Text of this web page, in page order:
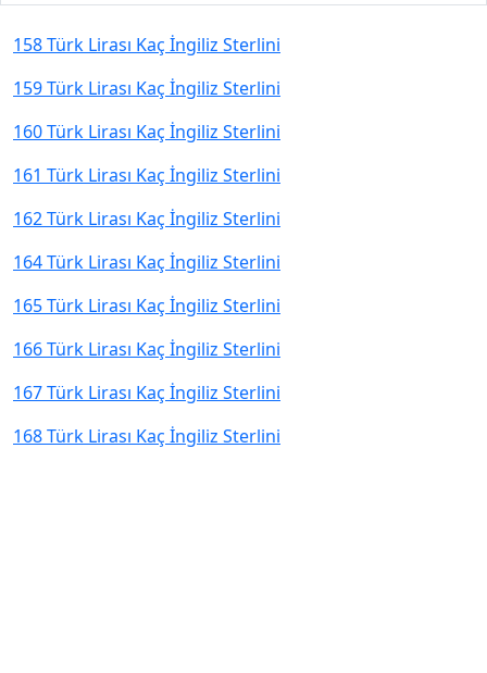
158 Türk Lirası Kaç İngiliz Sterlini
159 Türk Lirası Kaç İngiliz Sterlini
160 Türk Lirası Kaç İngiliz Sterlini
161 Türk Lirası Kaç İngiliz Sterlini
162 Türk Lirası Kaç İngiliz Sterlini
164 Türk Lirası Kaç İngiliz Sterlini
165 Türk Lirası Kaç İngiliz Sterlini
166 Türk Lirası Kaç İngiliz Sterlini
167 Türk Lirası Kaç İngiliz Sterlini
168 Türk Lirası Kaç İngiliz Sterlini